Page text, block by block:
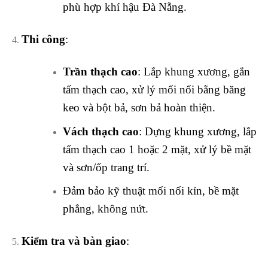
phù hợp khí hậu Đà Nẵng.
Thi công:
Trần thạch cao: Lắp khung xương, gắn
tấm thạch cao, xử lý mối nối bằng băng
keo và bột bả, sơn bả hoàn thiện.
Vách thạch cao: Dựng khung xương, lắp
tấm thạch cao 1 hoặc 2 mặt, xử lý bề mặt
và sơn/ốp trang trí.
Đảm bảo kỹ thuật mối nối kín, bề mặt
phẳng, không nứt.
Kiểm tra và bàn giao: